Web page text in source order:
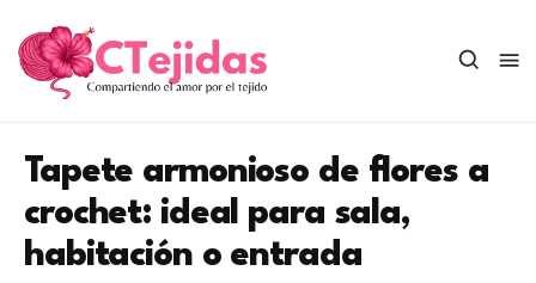
contenido
Tapete armonioso de flores a
crochet: ideal para sala,
habitación o entrada